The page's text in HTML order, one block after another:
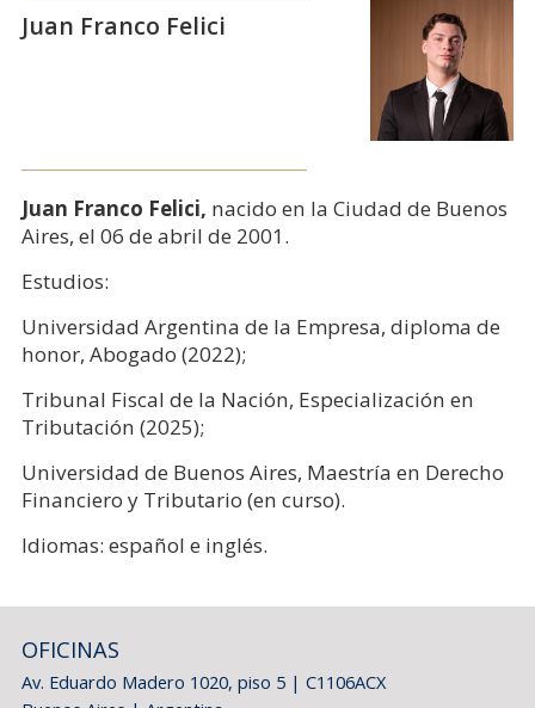
Juan Franco Felici
Juan Franco Felici, nacido en la Ciudad de Buenos
Aires, el 06 de abril de 2001.
Estudios:
Universidad Argentina de la Empresa, diploma de
honor, Abogado (2022);
Tribunal Fiscal de la Nación, Especialización en
Tributación (2025);
Universidad de Buenos Aires, Maestría en Derecho
Financiero y Tributario (en curso).
Idiomas: español e inglés.
OFICINAS
Av. Eduardo Madero 1020, piso 5 | C1106ACX